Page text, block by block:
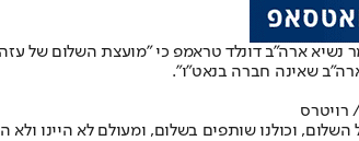
נשיא ארה"ב דונלד טראמפ כי "מועצת השלום של
שאינה חברה בנאט"ו".
רויטרס
וכולנו שותפים בשלום, ומעולם לא היינו